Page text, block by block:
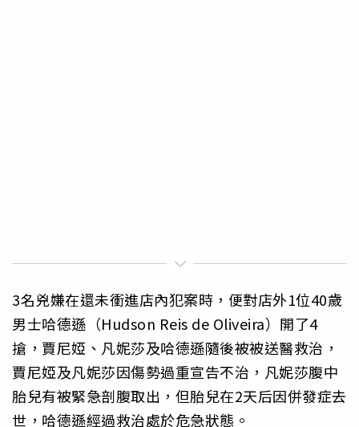
3名兇嫌在還未衝進店內犯案時，便對店外1位40歲
男士哈德遜（Hudson Reis de Oliveira）開了4
搶，賈尼婭、凡妮莎及哈德遜隨後被被送醫救治，
賈尼婭及凡妮莎因傷勢過重宣告不治，凡妮莎腹中
胎兒有被緊急剖腹取出，但胎兒在2天后因併發症去
世，哈德遜經過救治處於危急狀態。